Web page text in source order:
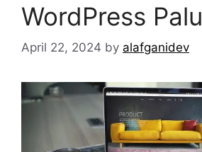
WordPress Palu
April 22, 2024 by alafganidev